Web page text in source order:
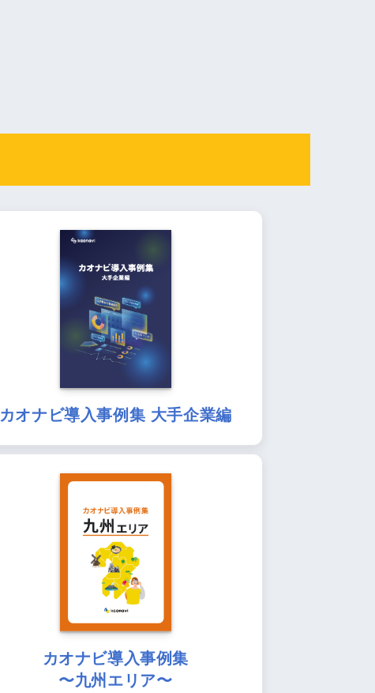
カオナビ導入事例集 大手企業編
カオナビ導入事例集
〜九州エリア〜